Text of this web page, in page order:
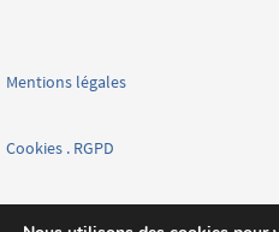
Mentions légales
Cookies . RGPD